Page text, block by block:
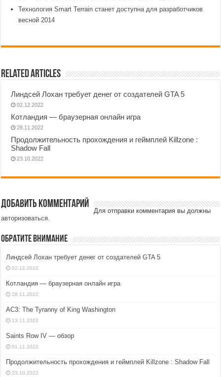
Технология Smart Terrain станет доступна для разработчиков
весной 2014
Related Articles
Линдсей Лохан требует денег от создателей GTA 5
02.12.2022
Котландия — браузерная онлайн игра
28.11.2022
Продолжительность прохождения и геймплей Killzone :
Shadow Fall
23.10.2022
Добавить комментарий
Для отправки комментария вы должны
авторизоваться
Обратите внимание
Линдсей Лохан требует денег от создателей GTA 5
02.12.2022
Котландия — браузерная онлайн игра
28.11.2022
AC3: The Tyranny of King Washington
13.11.2022
Saints Row IV — обзор
01.11.2022
Продолжительность прохождения и геймплей Killzone : Shadow Fall
23.10.2022